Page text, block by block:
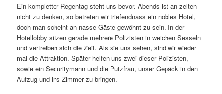
Ein kompletter Regentag steht uns bevor. Abends ist an zelten
nicht zu denken, so betreten wir triefendnass ein nobles Hotel,
doch man scheint an nasse Gäste gewöhnt zu sein. In der
Hotellobby sitzen gerade mehrere Polizisten in weichen Sesseln
und vertreiben sich die Zeit. Als sie uns sehen, sind wir wieder
mal die Attraktion. Später helfen uns zwei dieser Polizisten,
sowie ein Securitymann und die Putzfrau, unser Gepäck in den
Aufzug und ins Zimmer zu bringen.